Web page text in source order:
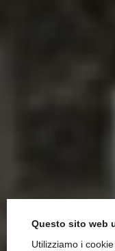
Questo sito web
Utilizziamo i